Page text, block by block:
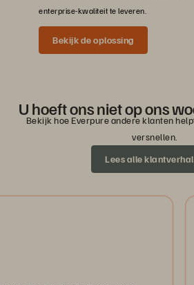
enterprise-kwaliteit te leveren.
Bekijk de oplossing
U hoeft ons niet op ons
Bekijk hoe Everpure andere klanten
versnellen.
Lees alle